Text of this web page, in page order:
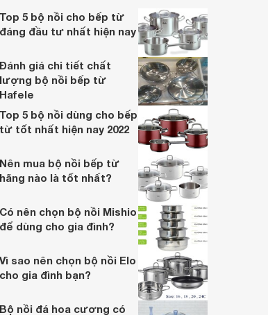
Bộ 3 nồi tay cầm dài Scanpan
Impact 71060000
Giá từ 2.959.000 đ
sử dụng dòng nồi chất lượng, bài viết của
Websosanh sẽ gợi ý cho bạn top các bộ
nồi nấu bếp từ cao cấp ngay dưới đây.
Top 5 bộ nồi cho bếp từ
đáng đầu tư nhất hiện nay
Đánh giá chi tiết chất
lượng bộ nồi bếp từ
Hafele
Top 5 bộ nồi dùng cho bếp
từ tốt nhất hiện nay 2022
Nên mua bộ nồi bếp từ
hãng nào là tốt nhất?
Có nên chọn bộ nồi Mishio
để dùng cho gia đình?
Vì sao nên chọn bộ nồi Elo
cho gia đình bạn?
Bộ nồi đá hoa cương có